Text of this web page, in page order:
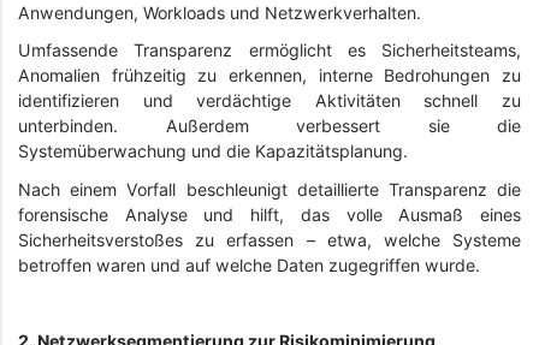
Anwendungen, Workloads und Netzwerkverhalten.
Umfassende Transparenz ermöglicht es Sicherheitsteams,
Anomalien frühzeitig zu erkennen, interne Bedrohungen zu
identifizieren und verdächtige Aktivitäten schnell zu
unterbinden. Außerdem verbessert sie die
Systemüberwachung und die Kapazitätsplanung.
Nach einem Vorfall beschleunigt detaillierte Transparenz die
forensische Analyse und hilft, das volle Ausmaß eines
Sicherheitsverstoßes zu erfassen – etwa, welche Systeme
betroffen waren und auf welche Daten zugegriffen wurde.
2. Netzwerksegmentierung zur Risikominimierung